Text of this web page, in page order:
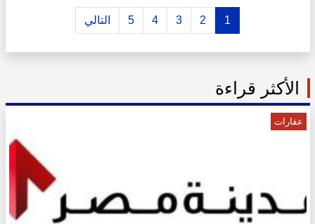
1
2
3
4
5 التالي
الأكثر قراءة
عقارات